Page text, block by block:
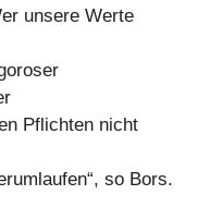
unsere Werte
Pflichten nicht
so Bors.